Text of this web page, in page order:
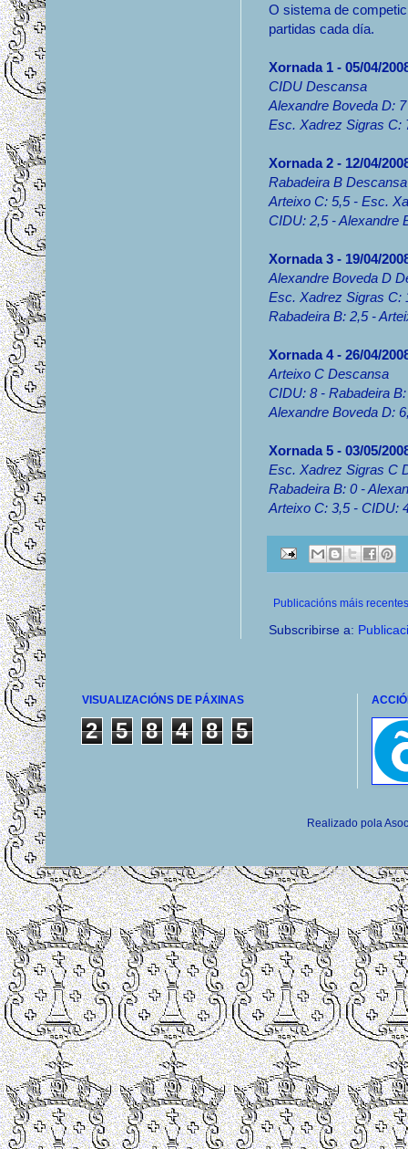
O sistema de
partidas cada día.
Xornada 1 - 05/04/
CIDU Descansa
Alexandre Boveda D:
Esc. Xadrez Sigras C:
Xornada 2 - 12/04/
Rabadeira B Descansa
Arteixo C: 5,5 - Esc.
CIDU: 2,5 - Alexandre
Xornada 3 - 19/04/
Alexandre Boveda D
Esc. Xadrez Sigras C:
Rabadeira B: 2,5 -
Xornada 4 - 26/04/
Arteixo C Descansa
CIDU: 8 - Rabadeira
Alexandre Boveda D:
Xornada 5 - 03/05/
Esc. Xadrez Sigras C
Rabadeira B: 0 -
Arteixo C: 3,5 - CIDU:
Publicacións máis recentes
Subscribirse a:
VISUALIZACIÓNS DE PÁXINAS
2 5 8 4 8 5
Realizado pola